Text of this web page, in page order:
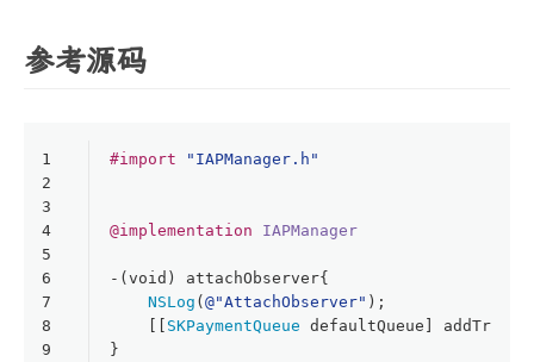
参考源码
1
2
3
4
5
6
7
8
9
#import "IAPManager.h"
@implementation IAPManager
-(void ) attachObserver{
NSLog (@"AttachObserver" );
    [[
SKPaymentQueue defaultQueue]
}